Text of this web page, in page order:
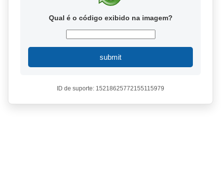
Qual é o código exibido na imagem?
submit
ID de suporte: 15218625772155115979